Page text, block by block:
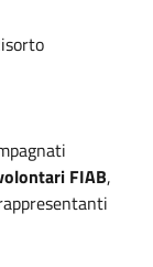
FIAB,